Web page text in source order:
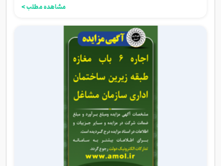
مشاهده مطلب >